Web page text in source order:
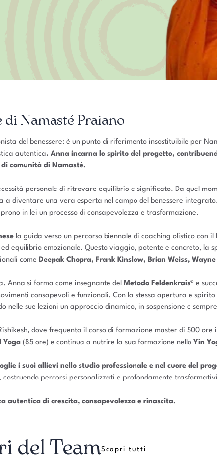
Namasté Praiano
del benessere: è un punto di riferimento insostituibile per
autentica. Anna incarna lo spirito del progetto,
comunità di Namasté.
personale di ritrovare equilibrio e significato. Da quel
a diventare una vera esperta nel campo del benessere
in lei un processo di consapevolezza e trasformazione.
la guida verso un percorso biennale di coaching olistico con il
equilibrio emozionale. Questo viaggio, potente e concreto, la
come Deepak Chopra, Frank Kinslow, Brian Weiss, Wayne
Anna si forma come insegnante del Metodo Feldenkrais® e
consapevoli e funzionali. Con la stessa apertura e
nelle sue lezioni un approccio dinamico, in sospensione e
dove frequenta il corso di formazione master di 500 ore
Yoga (85 ore) e continua a nutrire la sua formazione nello Yin
i suoi allievi nello studio professionale e nel cuore del
costruendo percorsi personalizzati e profondamente
autentica di crescita, consapevolezza e rinascita.
del TeamScopri tutti